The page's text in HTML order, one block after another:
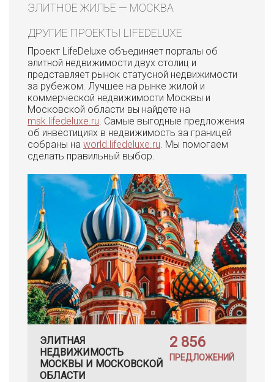
ЭЛИТНОЕ ЖИЛЬЕ — МОСКВА
ДРУГИЕ ПРОЕКТЫ LIFEDELUXE
Проект LifeDeluxe объединяет порталы об
элитной недвижимости двух столиц и
представляет рынок статусной недвижимости
за рубежом. Лучшее на рынке жилой и
коммерческой недвижимости Москвы и
Московской области вы найдете на
msk.lifedeluxe.ru . Самые выгодные предложения
об инвестициях в недвижимость за границей
собраны на world.lifedeluxe.ru . Мы помогаем
сделать правильный выбор.
ЭЛИТНАЯ
НЕДВИЖИМОСТЬ
МОСКВЫ И МОСКОВСКОЙ
ОБЛАСТИ
2 856
ПРЕДЛОЖЕНИЙ